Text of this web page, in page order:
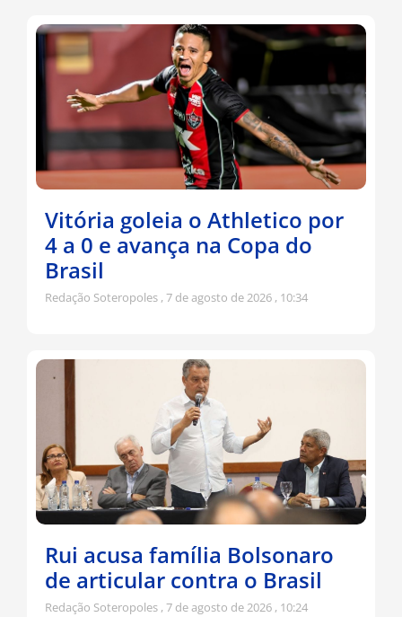
Vitória goleia o Athletico por
4 a 0 e avança na Copa do
Brasil
Redação Soteropoles 7 de agosto de 2026 10:34
Rui acusa família Bolsonaro
de articular contra o Brasil
Redação Soteropoles 7 de agosto de 2026 10:24